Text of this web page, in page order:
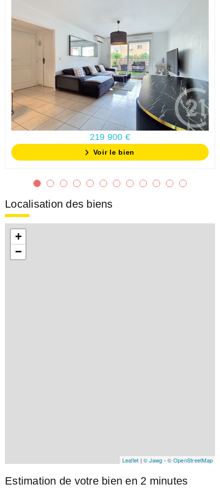
219 900 €
Voir le bien
Localisation des biens
+
−
Leaflet | © Jawg -© OpenStreetMap
Estimation de votre bien en 2 minutes